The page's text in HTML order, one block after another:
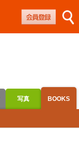
写真 BOOKS